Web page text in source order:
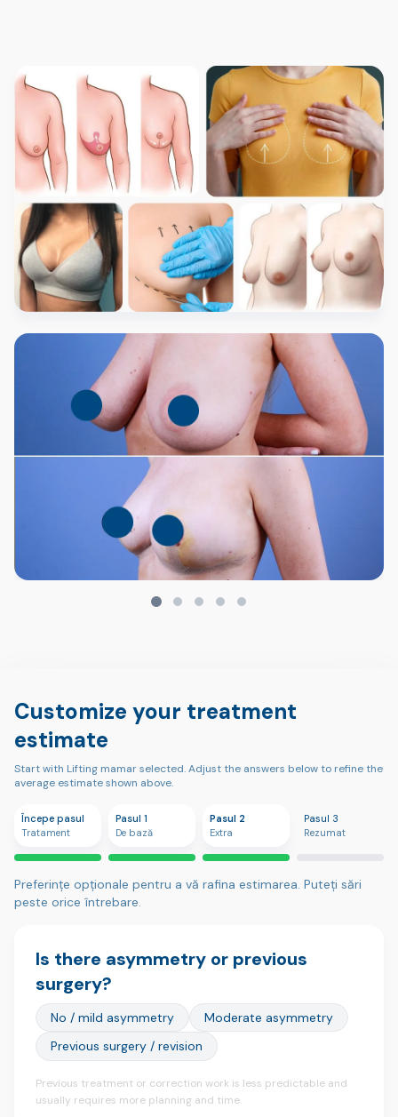
Customize your treatment
estimate
Start with Lifting mamar selected. Adjust the answers below to refine the
average estimate shown above.
Începe pasul
Tratament
Pasul 1
De bază
Pasul 2
Extra
Pasul 3
Rezumat
Preferințe opționale pentru a vă rafina estimarea. Puteți sări
peste orice întrebare.
Is there asymmetry or previous
surgery?
No / mild asymmetry
Moderate asymmetry
Previous surgery / revision
Previous treatment or correction work is less predictable and
usually requires more planning and time.